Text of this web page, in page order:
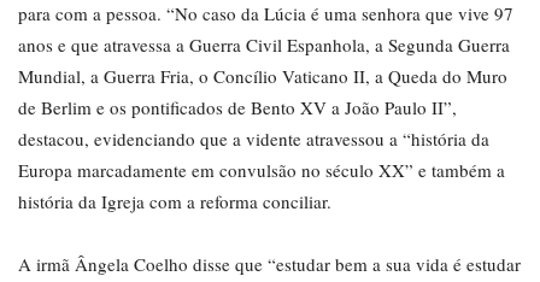
para com a pessoa. “No caso da Lúcia é uma senhora que vive 97
anos e que atravessa a Guerra Civil Espanhola, a Segunda Guerra
Mundial, a Guerra Fria, o Concílio Vaticano II, a Queda do Muro
de Berlim e os pontificados de Bento XV a João Paulo II”,
destacou, evidenciando que a vidente atravessou a “história da
Europa marcadamente em convulsão no século XX” e também a
história da Igreja com a reforma conciliar.
A irmã Ângela Coelho disse que “estudar bem a sua vida é estudar